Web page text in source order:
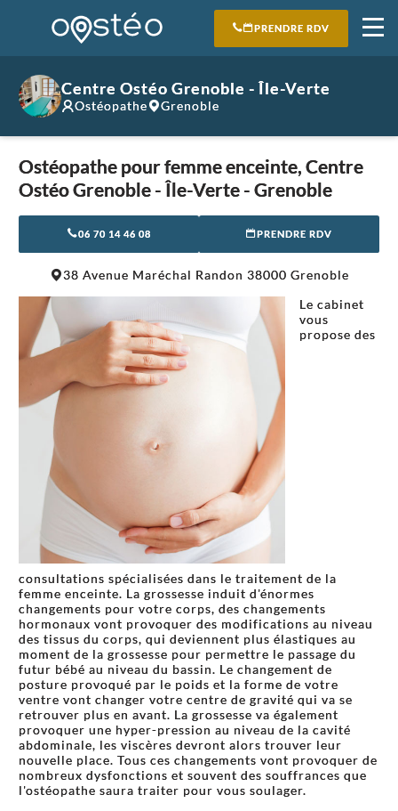
PRENDRE RDV
Centre Ostéo Grenoble - Île-Verte
Ostéopathe Grenoble
Ostéopathe pour femme enceinte, Centre
Ostéo Grenoble - Île-Verte - Grenoble
06 70 14 46 08 PRENDRE RDV
−
38 Avenue Maréchal Randon 38000 Grenoble
Le cabinet
vous
propose des
consultations spécialisées dans le traitement de la
femme enceinte. La grossesse induit d'énormes
changements pour votre corps, des changements
hormonaux vont provoquer des modifications au niveau
des tissus du corps, qui deviennent plus élastiques au
moment de la grossesse pour permettre le passage du
futur bébé au niveau du bassin. Le changement de
posture provoqué par le poids et la forme de votre
ventre vont changer votre centre de gravité qui va se
retrouver plus en avant. La grossesse va également
provoquer une hyper-pression au niveau de la cavité
abdominale, les viscères devront alors trouver leur
nouvelle place. Tous ces changements vont provoquer de
nombreux dysfonctions et souvent des souffrances que
l'ostéopathe saura traiter pour vous soulager.